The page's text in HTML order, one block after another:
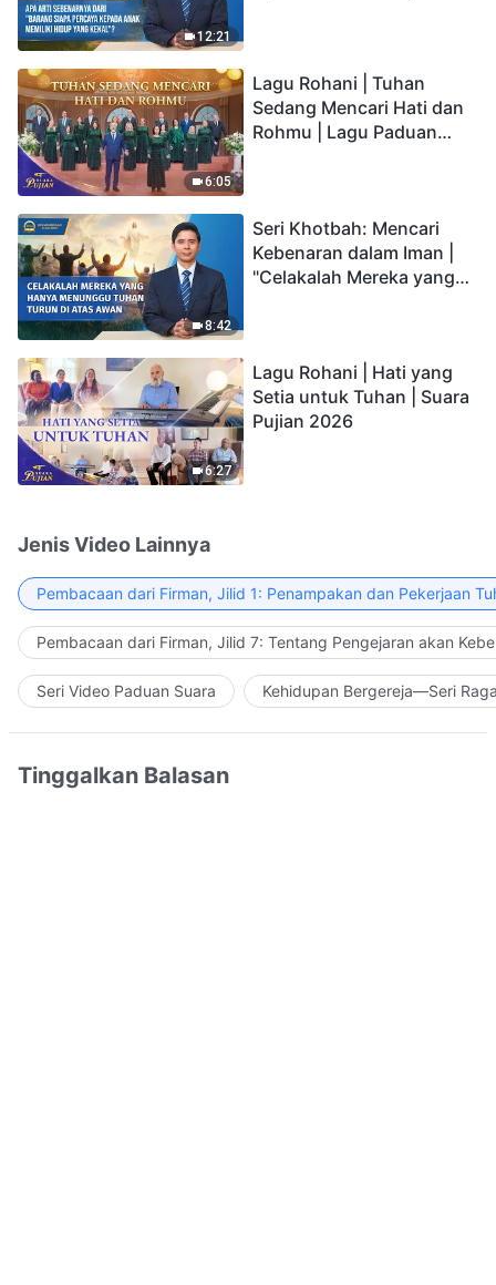
12:21
6:05
Lagu Rohani | Tuhan
Sedang Mencari Hati dan
Rohmu | Lagu Paduan
8:42
Seri Khotbah: Mencari
Kebenaran dalam Iman |
"Celakalah Mereka yang
6:27
Lagu Rohani | Hati yang
Setia untuk Tuhan | Suara
Pujian 2026
Jenis Video Lainnya
Pembacaan dari Firman, Jilid 1: Penampakan dan Pekerjaan
Pembacaan dari Firman, Jilid 7: Tentang Pengejaran akan
Seri Video Paduan Suara Kehidupan Bergereja—Seri
Tinggalkan Balasan